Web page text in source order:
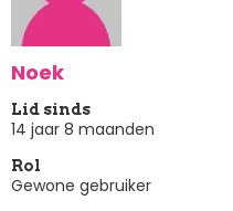
Noek
Lid sinds
14 jaar 8 maanden
Rol
Gewone gebruiker